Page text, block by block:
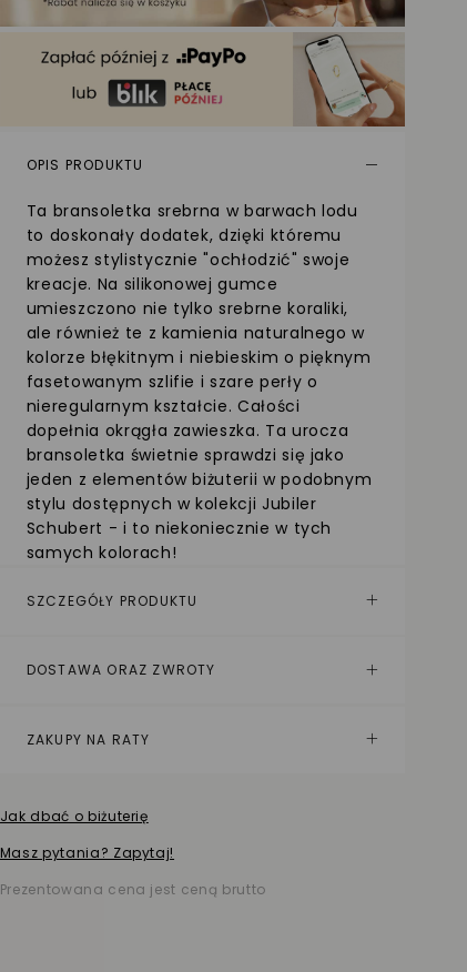
OPIS PRODUKTU
Ta bransoletka srebrna w barwach lodu
to doskonały dodatek, dzięki któremu
możesz stylistycznie "ochłodzić" swoje
kreacje. Na silikonowej gumce
umieszczono nie tylko srebrne koraliki,
ale również te z kamienia naturalnego w
kolorze błękitnym i niebieskim o pięknym
fasetowanym szlifie i szare perły o
nieregularnym kształcie. Całości
dopełnia okrągła zawieszka. Ta urocza
bransoletka świetnie sprawdzi się jako
jeden z elementów biżuterii w podobnym
stylu dostępnych w kolekcji Jubiler
Schubert - i to niekoniecznie w tych
samych kolorach!
SZCZEGÓŁY PRODUKTU
DOSTAWA ORAZ ZWROTY
ZAKUPY NA RATY
Jak dbać o biżuterię
Masz pytania? Zapytaj!
Prezentowana cena jest ceną brutto